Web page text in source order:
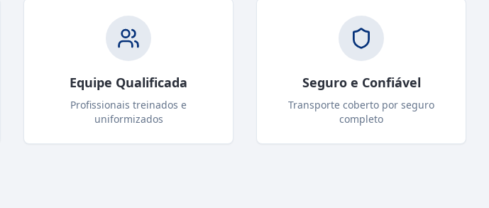
Equipe Qualificada
Profissionais treinados e
uniformizados
Seguro e Confiável
Transporte coberto por seguro
completo